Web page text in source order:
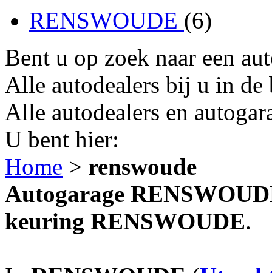
RENSWOUDE (6)
Bent u op zoek naar een
Alle autodealers bij u in
Alle autodealers en
U bent hier:
Home > renswoude
Autogarage
keuring RENSWOUDE.